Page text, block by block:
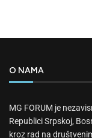
O NAMA
MG FORUM je
Republici Srpskoj,
kroz rad na